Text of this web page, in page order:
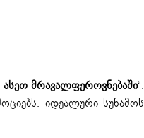
მრავალფეროვნებაში“.
იდეალური სუნამოს